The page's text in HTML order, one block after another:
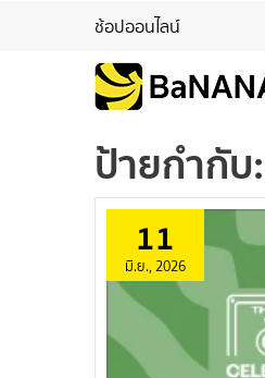
ช้อปออนไลน์
ป้ายกำกับ:
11
มิ.ย., 2026